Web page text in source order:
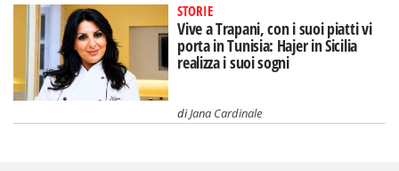
STORIE
Vive a Trapani, con i suoi piatti vi
porta in Tunisia: Hajer in Sicilia
realizza i suoi sogni
diJana Cardinale